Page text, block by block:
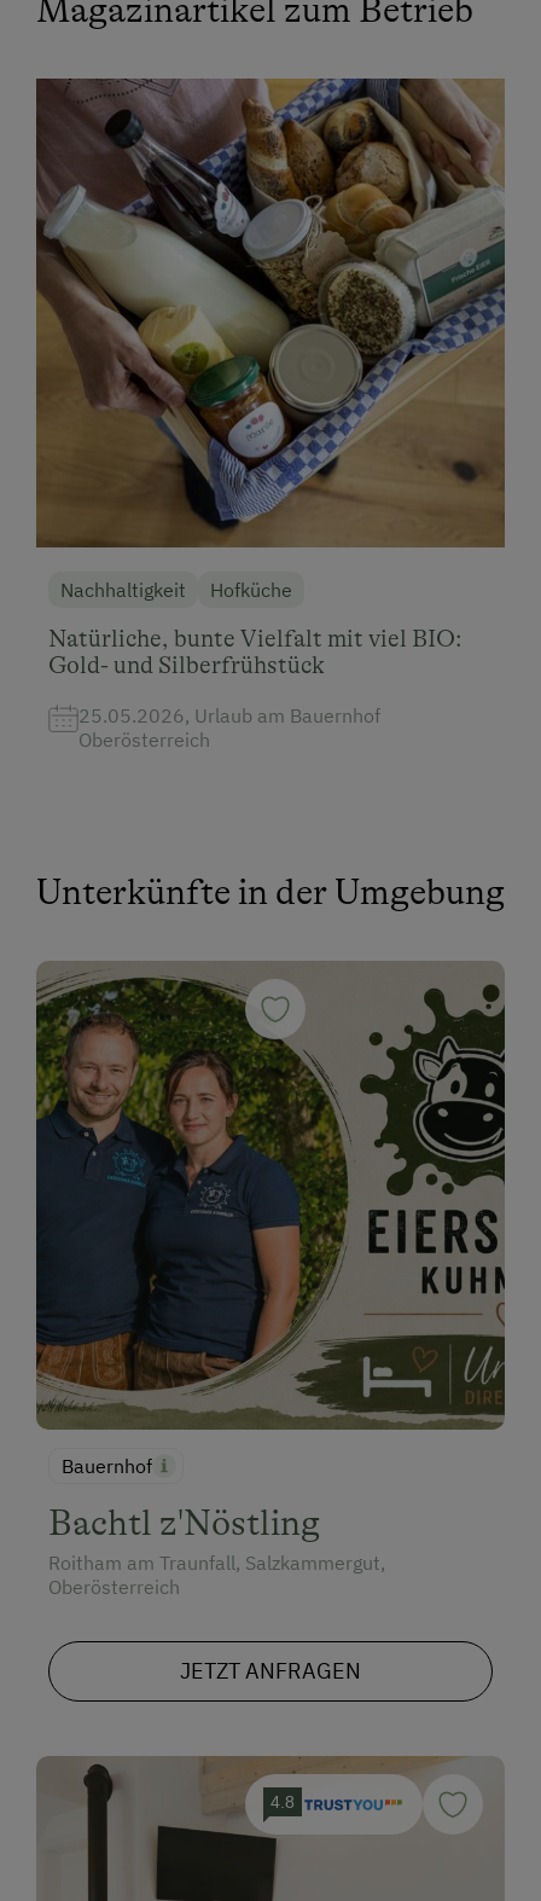
Magazinartikel zum Betrieb
Nachhaltigkeit Hofküche
Natürliche, bunte Vielfalt mit viel BIO:
Gold- und Silberfrühstück
25.05.2026, Urlaub am Bauernhof
Oberösterreich
Unterkünfte in der Umgebung
Bauernhof
Bachtl z'Nöstling
Roitham am Traunfall, Salzkammergut,
Oberösterreich
JETZT ANFRAGEN
4.8